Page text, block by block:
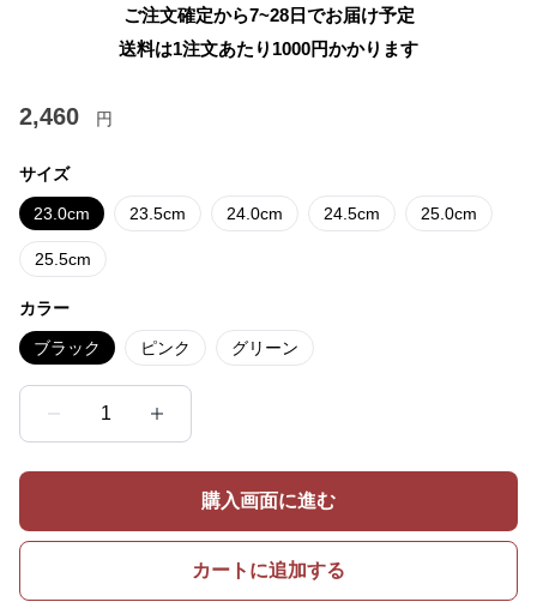
ご注文確定から7~28日でお届け予定
送料は1注文あたり 1000円かかります
2,460 円
サイズ
23.0cm 23.5cm 24.0cm 24.5cm 25.0cm
25.5cm
カラー
ブラック ピンク グリーン
1
購入画面に進む
カートに追加する